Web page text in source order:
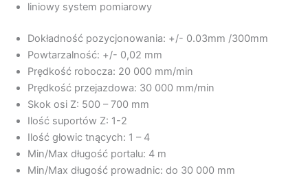
liniowy system pomiarowy
Dokładność pozycjonowania: +/- 0.03mm /300mm
Powtarzalność: +/- 0,02 mm
Prędkość robocza: 20 000 mm/min
Prędkość przejazdowa: 30 000 mm/min
Skok osi Z: 500 – 700 mm
Ilość suportów Z: 1-2
Ilość głowic tnących: 1 – 4
Min/Max długość portalu: 4 m
Min/Max długość prowadnic: do 30 000 mm